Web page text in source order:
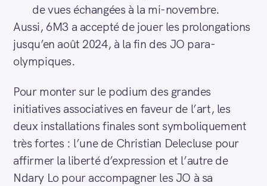
de vues échangées à la mi-novembre.
Aussi, 6M3 a accepté de jouer les prolongations
jusqu’en août 2024, à la fin des JO para-
olympiques.
Pour monter sur le podium des grandes
initiatives associatives en faveur de l’art, les
deux installations finales sont symboliquement
très fortes : l’une de Christian Delecluse pour
affirmer la liberté d’expression et l’autre de
Ndary Lo pour accompagner les JO à sa